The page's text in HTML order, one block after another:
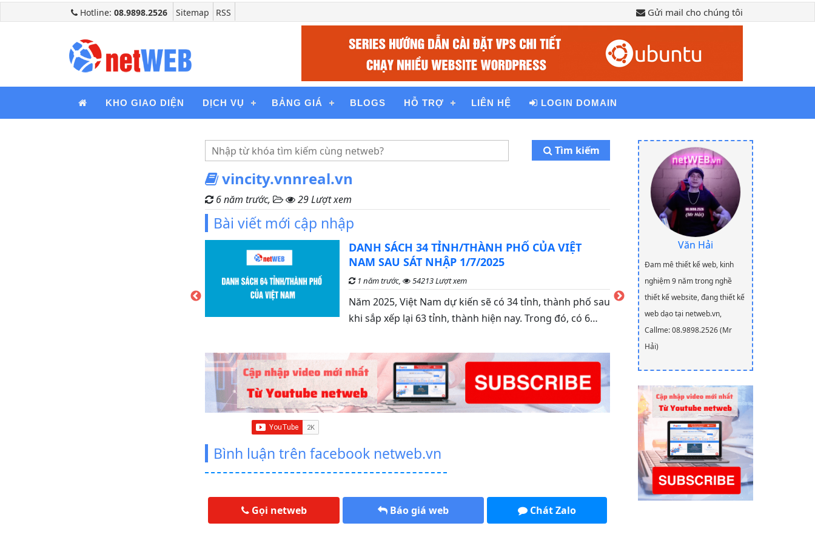
Hotline: 08.9898.2526 Sitemap RSS Gửi mail cho chúng tôi
KHO GIAO DIỆN DỊCH VỤ BẢNG GIÁ BLOGS HỖ TRỢ LIÊN HỆ LOGIN DOMAIN
Tìm kiếm
vincity.vnnreal.vn
6 năm trước, 29 Lượt xem
Bài viết mới cập nhập
DANH SÁCH 34 TỈNH/THÀNH PHỐ CỦA VIỆT
NAM SAU SÁT NHẬP 1/7/2025
1 năm trước, 54213 Lượt xem
Năm 2025, Việt Nam dự kiến sẽ có 34 tỉnh, thành phố sau
khi sắp xếp lại 63 tỉnh, thành hiện nay. Trong đó, có 6…
Bình luận trên facebook netweb.vn
Gọi netweb Báo giá web Chát Zalo
Văn Hải
Đam mê thiết kế web, kinh
nghiệm 9 năm trong nghề
thiết kế website, đang thiết kế
web dạo tại netweb.vn,
Callme: 08.9898.2526 (Mr
Hải)